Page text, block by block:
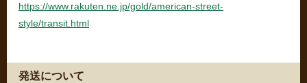
https://www.rakuten.ne.jp/gold/american-street-
style/transit.html
発送について